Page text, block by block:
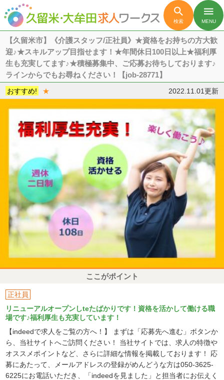

検索
menu
MENU
【久留米市】《介護スタッフ/正社員》★資格をお持ちの方大歓
迎♪★スキルアップ目指せます！★年間休日100日以上★福利厚
生も充実してます♪★積極募集中、ご応募お待ちしております♪
ラインからでもお尋ねください！【job-28771】
おすすめ! ★ 2022.11.01更新
ここがポイント
正社員
リニューアルオープンしteたばかりです！資格を活かして働ける職
場です♪福利厚生も充実しています！
【indeedで求人をご覧の方へ！】 まずは「応募先へ進む」ボタンか
ら、当社サイトへご訪問ください！ 当社サイトでは、求人の特徴や
オススメポイントなど、さらに詳細な情報を掲載しております！ 応
募にあたって、メールアドレスの登録がめんどうな方は050-3625-
6225にお電話いただき、「indeedを見ました」と担当者にお伝えく